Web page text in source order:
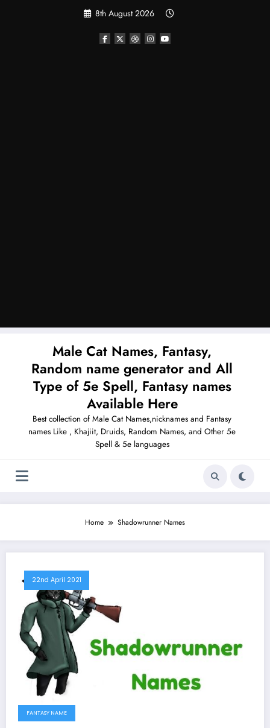
8th August 2026
Male Cat Names, Fantasy,
Random name generator and All
Type of 5e Spell, Fantasy names
Available Here
Best collection of Male Cat Names,nicknames and Fantasy
names Like , Khajiit, Druids, Random Names, and Other 5e
Spell & 5e languages
Home Shadowrunner Names
22nd April 2021
FANTASY NAME